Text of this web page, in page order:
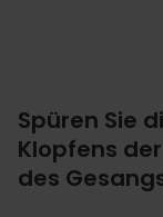
Spüren Sie
Klopfens
des